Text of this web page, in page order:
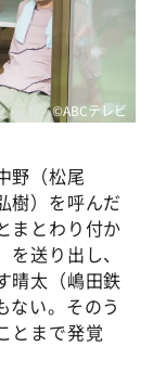
©️ABCテレビ
野（松尾
樹）を呼んだ
まとわり付か
送り出し、
晴太（嶋田鉄
ない。そのう
とまで発覚